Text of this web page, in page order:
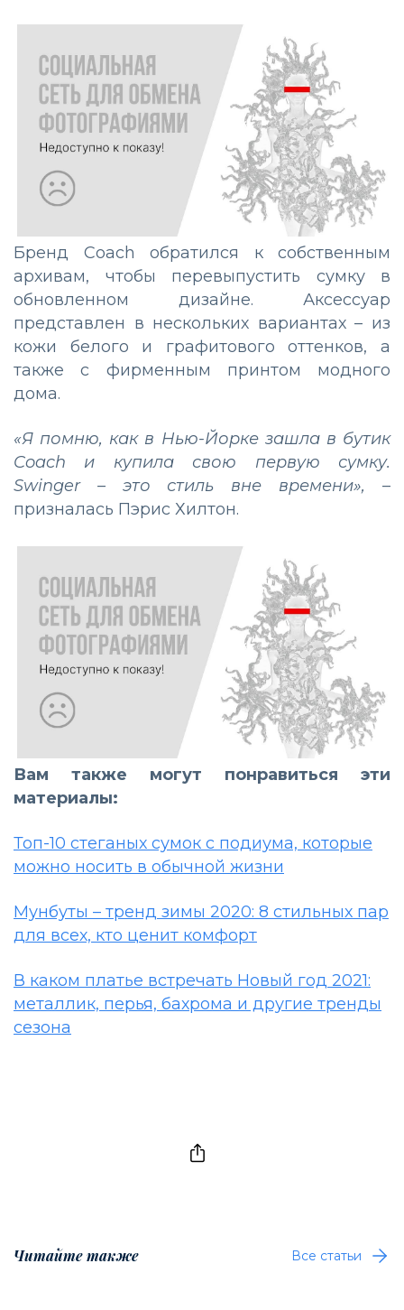
Бренд Coach обратился к собственным
архивам, чтобы перевыпустить сумку в
обновленном дизайне. Аксессуар
представлен в нескольких вариантах – из
кожи белого и графитового оттенков, а
также с фирменным принтом модного
дома.
«Я помню, как в Нью-Йорке зашла в бутик
Coach и купила свою первую сумку.
Swinger – это стиль вне времени», –
призналась Пэрис Хилтон.
Вам также могут понравиться эти
материалы:
Топ-10 стеганых сумок с подиума, которые
можно носить в обычной жизни
Мунбуты – тренд зимы 2020: 8 стильных пар
для всех, кто ценит комфорт
В каком платье встречать Новый год 2021:
металлик, перья, бахрома и другие тренды
сезона
Читайте также Все статьи